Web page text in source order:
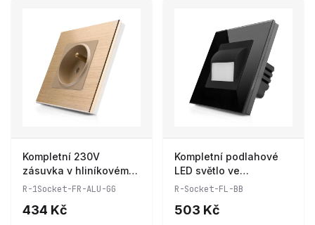
Kompletní 230V
zásuvka v hliníkovém
rámečku R-1Socket-FR-
R-1Socket-FR-ALU-GG
434 Kč
Kompletní podlahové
LED světlo ve
skleněném rámečku
R-Socket-FL-BB
503 Kč